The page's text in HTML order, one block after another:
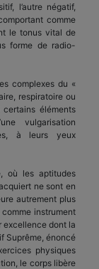
l’autre négatif,
comme
le tonus vital de
forme de radio-
complexes du «
respiratoire ou
certains éléments
vulgarisation
à leurs yeux
où les aptitudes
ne sont en
autrement plus
instrument
excellence dont la
Suprême, énoncé
physiques
le corps libère